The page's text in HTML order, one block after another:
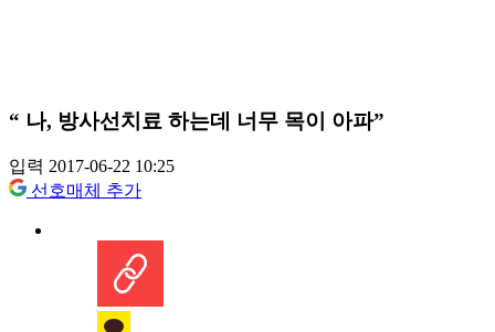
“ 나, 방사선치료 하는데 너무 목이 아파”
입력 2017-06-22 10:25
선호매체 추가